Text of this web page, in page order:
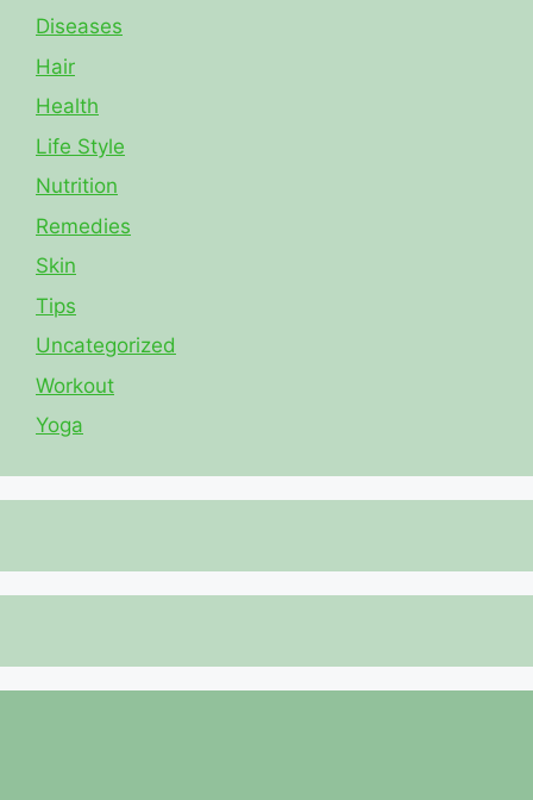
Diseases
Hair
Health
Life Style
Nutrition
Remedies
Skin
Tips
Uncategorized
Workout
Yoga